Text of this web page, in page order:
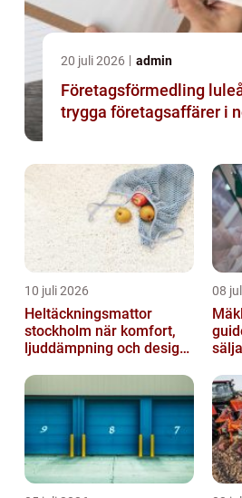
20 juli 2026 admin
Företagsförmedling luleå så
trygga företagsaffärer i
10 juli 2026
Heltäckningsmattor
stockholm när komfort,
ljuddämpning och design
08